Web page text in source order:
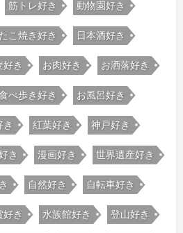
筋トレ好き 動物園好き
たこ焼き好き 日本酒好き
好き お肉好き お洒落好き
べ歩き好き お風呂好き
き 紅葉好き 神戸好き
き 漫画好き 世界遺産好き
自然好き 自転車好き
好き 水族館好き 登山好き